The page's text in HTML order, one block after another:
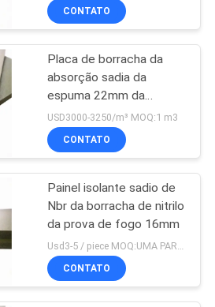
21
isolação da
de nitrilo
25
CONTATO
Placa de borracha da
absorção sadia da
espuma 22mm da
isolação térmica
USD3000-3250/m³ MOQ:1 m3
CONTATO
Painel isolante sadio de
Nbr da borracha de nitrilo
da prova de fogo 16mm
CONTATO